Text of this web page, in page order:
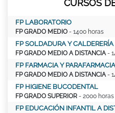
CURSOS
FP LABORATORIO
FP GRADO MEDIO - 1400 horas
FP SOLDADURA Y
FP GRADO MEDIO A DISTANCIA -
FP FARMACIA Y
FP GRADO MEDIO A DISTANCIA -
FP HIGIENE BUCODENTAL
FP GRADO SUPERIOR - 2000 horas
FP EDUCACIÓN INFANTIL A